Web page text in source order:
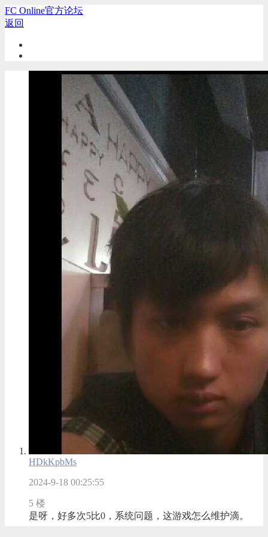
FC Online官方论坛
返回
HDkKpbMs
2024-9-18 00:25:55
5 楼
是呀，好多次5比0，系统问题，这游戏怎么维护滴。